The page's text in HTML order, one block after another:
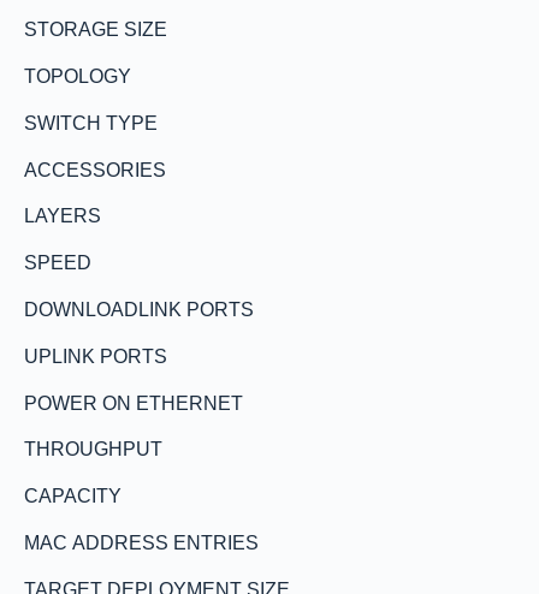
STORAGE SIZE
TOPOLOGY
SWITCH TYPE
ACCESSORIES
LAYERS
SPEED
DOWNLOADLINK PORTS
UPLINK PORTS
POWER ON ETHERNET
THROUGHPUT
CAPACITY
MAC ADDRESS ENTRIES